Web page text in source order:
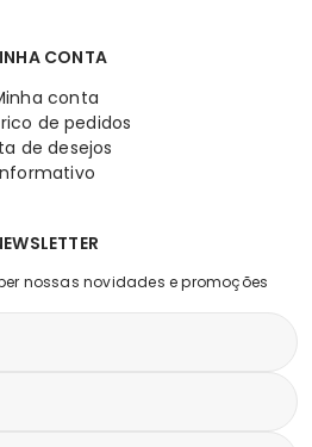
CONTA
conta
de pedidos
de desejos
nossas novidades e promoções